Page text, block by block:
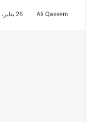
Ali Qassem 28 يناير، 2024